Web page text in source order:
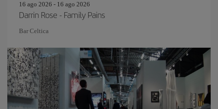
16 ago 2026 - 16 ago 2026
Darrin Rose - Family Pains
Bar Celtica